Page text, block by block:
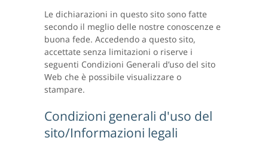
Le dichiarazioni in questo sito sono fatte
secondo il meglio delle nostre conoscenze e
buona fede. Accedendo a questo sito,
accettate senza limitazioni o riserve i
seguenti Condizioni Generali d’uso del sito
Web che è possibile visualizzare o
stampare.
Condizioni generali d'uso del
sito/Informazioni legali